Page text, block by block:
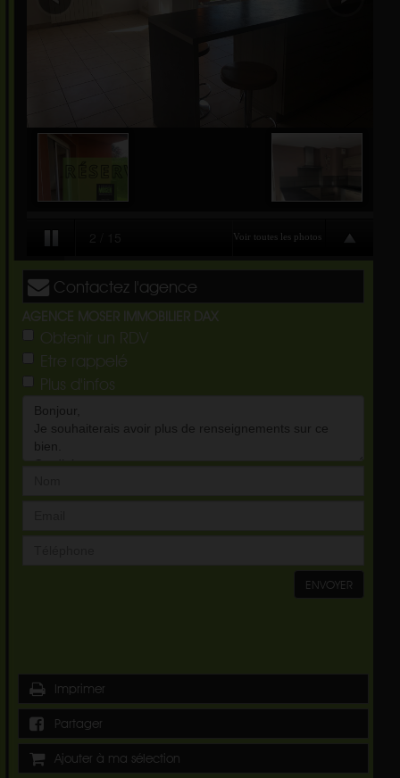
Contactez l'agence
AGENCE MOSER IMMOBILIER DAX
Obtenir un RDV
Etre rappelé
Plus d'infos
ENVOYER
Imprimer
Partager
Ajouter à ma sélection